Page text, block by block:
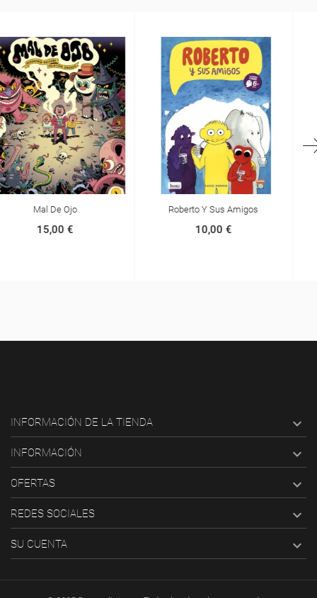
Roberto Y Sus Amigos
10,00 €
Zonia Y El Fuego
10,00 €
INFORMACIÓN DE LA TIENDA 
INFORMACIÓN 
OFERTAS 
REDES SOCIALES 
SU CUENTA 